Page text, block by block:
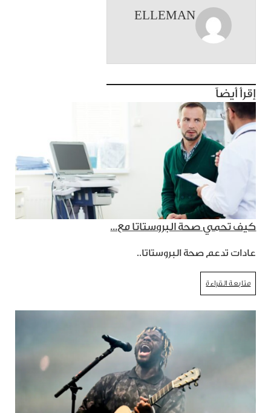
ELLEMAN
إقرأ أيضاً
كيف تحمي صحة البروستاتا مع...
عادات تدعم صحة البروستاتا..
متابعة القراءة